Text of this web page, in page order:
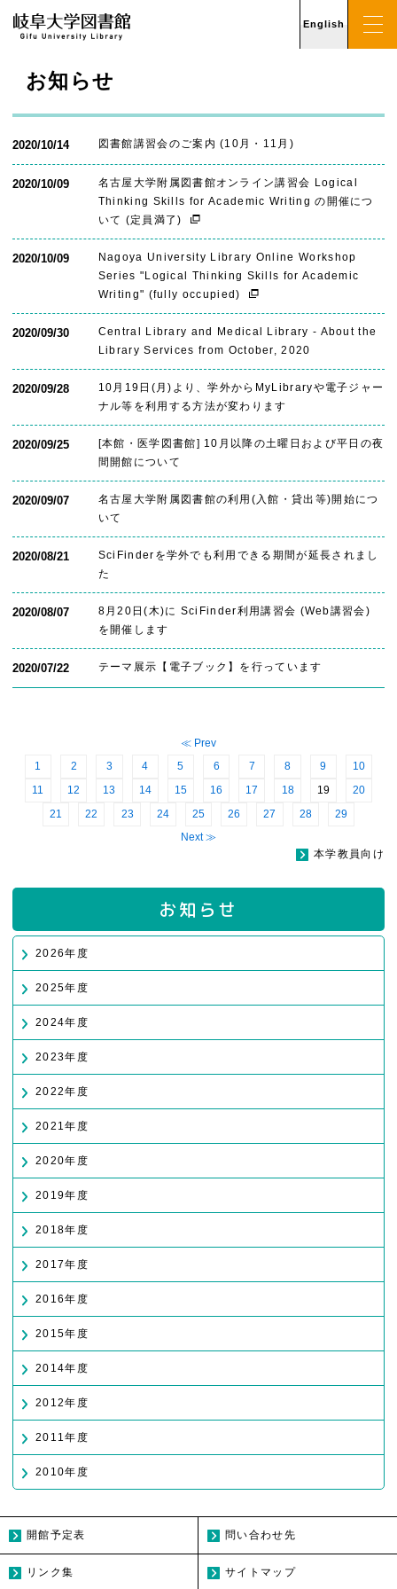
English
お知らせ
2020/10/14 図書館講習会のご案内 (10月・11月)
2020/10/09
名古屋大学附属図書館オンライン講習会 Logical
Thinking Skills for Academic Writing の開催につ
いて (定員満了)
2020/10/09
Nagoya University Library Online Workshop
Series "Logical Thinking Skills for Academic
Writing" (fully occupied)
2020/09/30
Central Library and Medical Library - About the
Library Services from October, 2020
2020/09/28
10月19日(月)より、学外からMyLibraryや電子ジャー
ナル等を利用する方法が変わります
2020/09/25
[本館・医学図書館] 10月以降の土曜日および平日の夜
間開館について
2020/09/07
名古屋大学附属図書館の利用(入館・貸出等)開始につ
いて
2020/08/21
SciFinderを学外でも利用できる期間が延長されまし
た
2020/08/07
8月20日(木)に SciFinder利用講習会 (Web講習会)
を開催します
2020/07/22 テーマ展示【電子ブック】を行っています
≪ Prev
1
2 3 4 5 6 7 8 9
10
11
12 13 14 15 16 17 18 19
20
21
22 23 24 25 26 27 28
29
Next ≫
本学教員向け
お知らせ
2026年度
2025年度
2024年度
2023年度
2022年度
2021年度
2020年度
2019年度
2018年度
2017年度
2016年度
2015年度
2014年度
2012年度
2011年度
2010年度
開館予定表 問い合わせ先
リンク集 サイトマップ